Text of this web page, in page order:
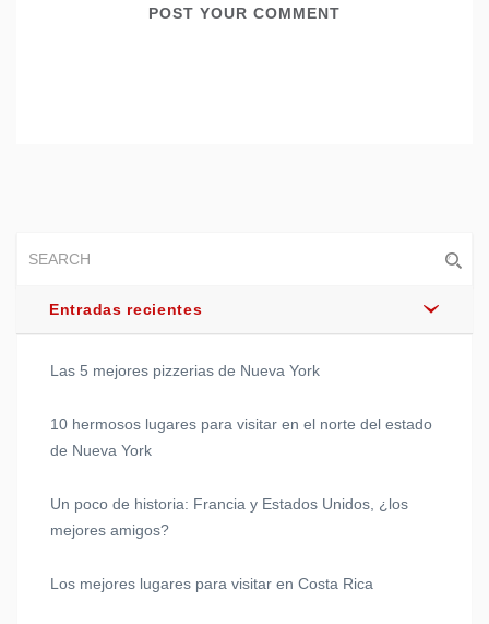
Entradas recientes
Las 5 mejores pizzerias de Nueva York
10 hermosos lugares para visitar en el norte del estado
de Nueva York
Un poco de historia: Francia y Estados Unidos, ¿los
mejores amigos?
Los mejores lugares para visitar en Costa Rica